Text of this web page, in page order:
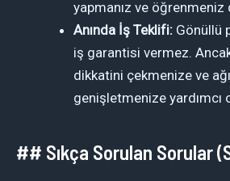
yapmanız ve öğrenmeniz
Anında İş Teklifi: Gönüllü
iş garantisi vermez.
dikkatini çekmenize ve
genişletmenize yardımcı
## Sıkça Sorulan Sorular